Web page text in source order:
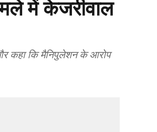
में केजरीवाल
और कहा कि मैनिपुलेशन के आरोप